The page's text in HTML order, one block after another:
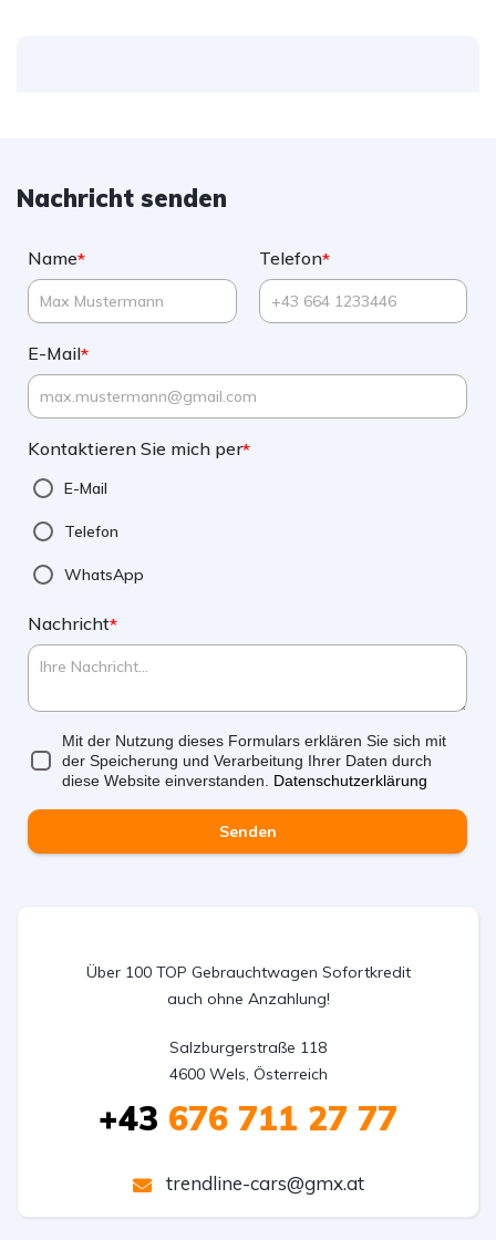
Nachricht senden
Name* Telefon*
E-Mail*
Kontaktieren Sie mich per*
E-Mail
Telefon
WhatsApp
Nachricht*
Mit der Nutzung dieses Formulars erklären Sie sich mit
der Speicherung und Verarbeitung Ihrer Daten durch
diese Website einverstanden. Datenschutzerklärung
Senden
Über 100 TOP Gebrauchtwagen Sofortkredit
auch ohne Anzahlung!
Salzburgerstraße 118
4600 Wels, Österreich
+43 676 711 27 77
trendline-cars@gmx.at